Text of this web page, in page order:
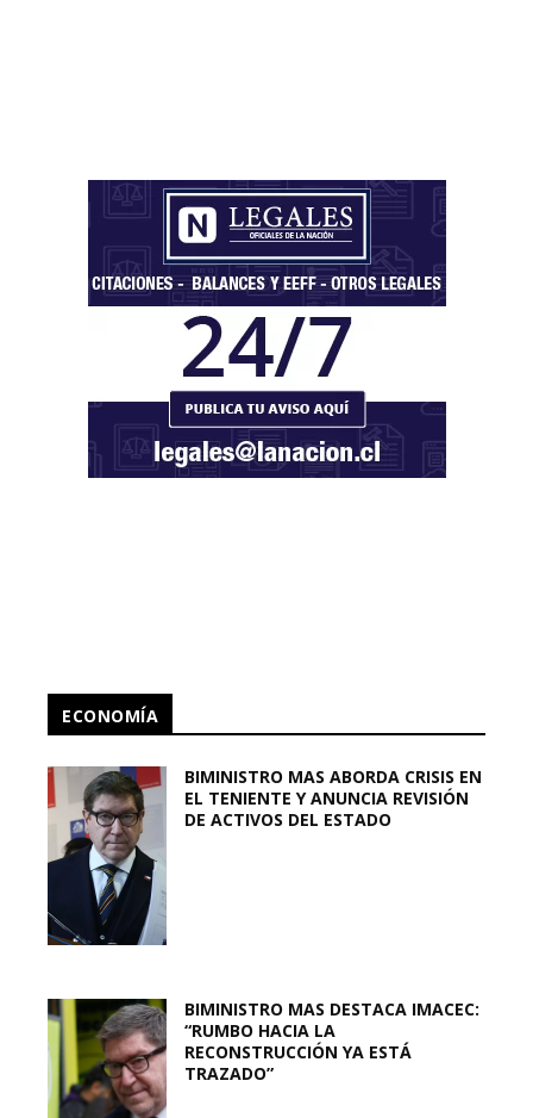
ECONOMÍA
BIMINISTRO MAS ABORDA CRISIS EN
EL TENIENTE Y ANUNCIA REVISIÓN
DE ACTIVOS DEL ESTADO
BIMINISTRO MAS DESTACA IMACEC:
“RUMBO HACIA LA
RECONSTRUCCIÓN YA ESTÁ
TRAZADO”